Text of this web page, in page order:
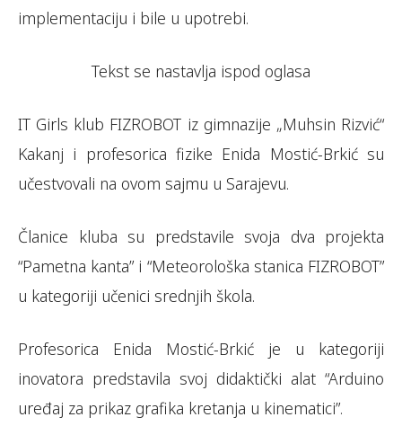
implementaciju i bile u upotrebi.
Tekst se nastavlja ispod oglasa
IT Girls klub FIZROBOT iz gimnazije „Muhsin Rizvić“
Kakanj i profesorica fizike Enida Mostić-Brkić su
učestvovali na ovom sajmu u Sarajevu.
Članice kluba su predstavile svoja dva projekta
“Pametna kanta” i “Meteorološka stanica FIZROBOT”
u kategoriji učenici srednjih škola.
Profesorica Enida Mostić-Brkić je u kategoriji
inovatora predstavila svoj didaktički alat “Arduino
uređaj za prikaz grafika kretanja u kinematici”.